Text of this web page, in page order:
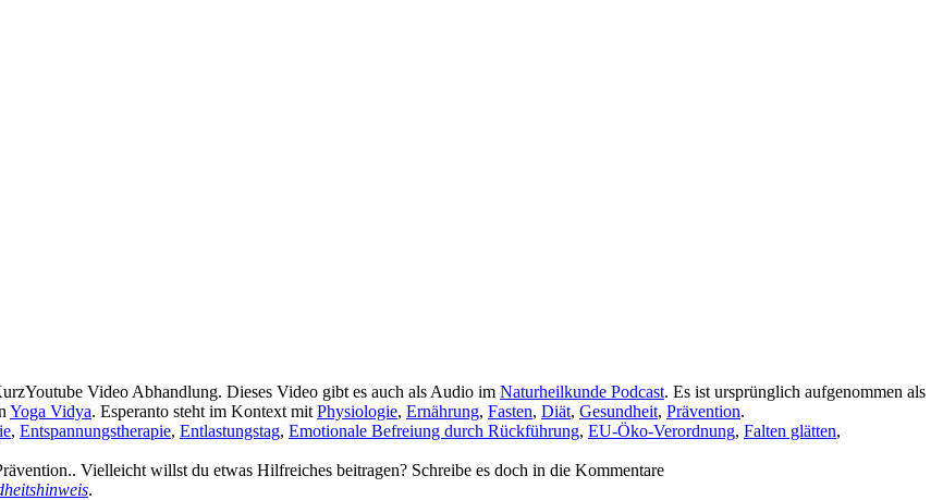
Video Abhandlung. Dieses Video gibt es auch als Audio im Naturheilkunde Podcast. Es ist ursprünglich aufgenommen als
Yoga Vidya. Esperanto steht im Kontext mit Physiologie, Ernährung, Fasten, Diät, Gesundheit, Prävention.
, Entspannungstherapie, Entlastungstag, Emotionale Befreiung durch Rückführung, EU-Öko-Verordnung, Falten glätten,
Vielleicht willst du etwas Hilfreiches beitragen? Schreibe es doch in die Kommentare
.